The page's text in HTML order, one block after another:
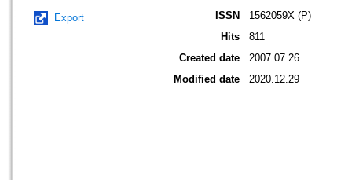
Export
ISSN
1562059X (P)
Hits
811
Created date
2007.07.26
Modified date
2020.12.29